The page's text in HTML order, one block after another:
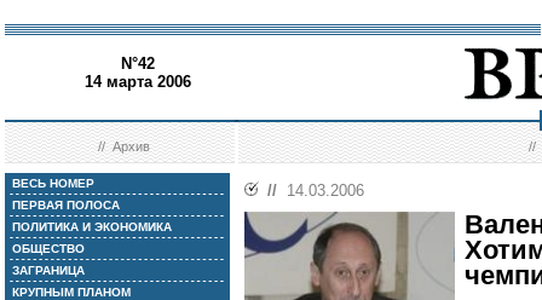
N°42
14 марта 2006
//Архив //
ВЕСЬ НОМЕР
ПЕРВАЯ ПОЛОСА
ПОЛИТИКА И ЭКОНОМИКА
ОБЩЕСТВО
ЗАГРАНИЦА
КРУПНЫМ ПЛАНОМ
// 14.03.2006